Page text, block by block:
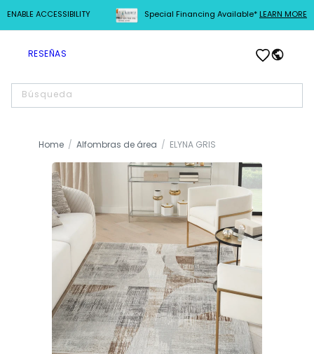
ENABLE ACCESSIBILITY Special Financing Available* LEARN MORE
AL CONTENIDO
RESEÑAS
sesión
Carrito
Búsqueda
Home Alfombras de área ELYNA GRIS